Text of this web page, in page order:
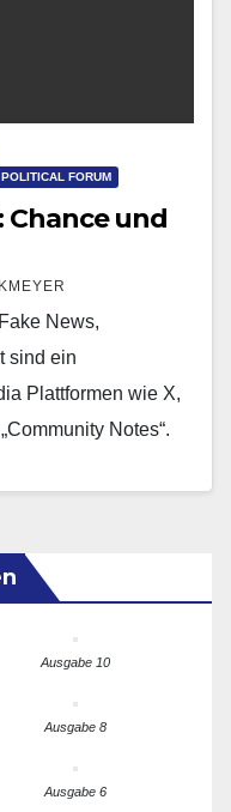
POLITICAL FORUM
Chance und
News,
sind ein
Plattformen wie X,
Notes“.
Ausgabe 10
Ausgabe 8
Ausgabe 6